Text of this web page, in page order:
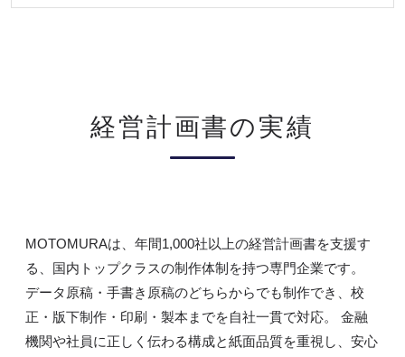
経営計画書の実績
MOTOMURAは、年間1,000社以上の経営計画書を支援す
る、国内トップクラスの制作体制を持つ専門企業です。
データ原稿・手書き原稿のどちらからでも制作でき、校
正・版下制作・印刷・製本までを自社一貫で対応。 金融
機関や社員に正しく伝わる構成と紙面品質を重視し、安心